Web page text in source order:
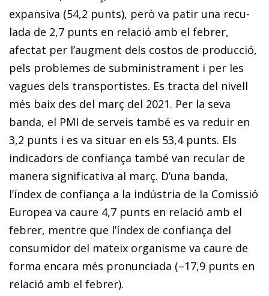
expansiva (54,2 punts), però va patir una recu­­
lada de 2,7 punts en relació amb el febrer,
afectat per l’augment dels costos de producció,
pels problemes de subministrament i per les
vagues dels transportistes. Es tracta del nivell
més baix des del març del 2021. Per la seva
banda, el PMI de serveis també es va reduir en
3,2 punts i es va situar en els 53,4 punts. Els
indicadors de confiança també van recular de
manera significativa al març. D’una banda,
l’índex de confiança a la indústria de la Comissió
Europea va caure 4,7 punts en relació amb el
febrer, mentre que l’índex de confiança del
consumidor del mateix organisme va caure de
forma encara més pronunciada (–17,9 punts en
relació amb el febrer).